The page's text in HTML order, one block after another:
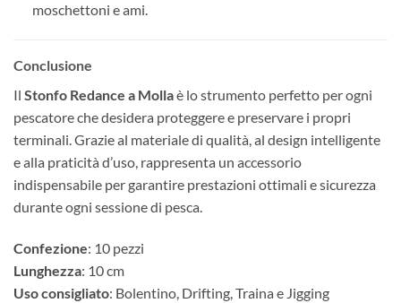
moschettoni e ami.
Conclusione
Il Stonfo Redance a Mollaè lo strumento perfetto per ogni
pescatore che desidera proteggere e preservare i propri
terminali. Grazie al materiale di qualità, al design intelligente
e alla praticità d’uso, rappresenta un accessorio
indispensabile per garantire prestazioni ottimali e sicurezza
durante ogni sessione di pesca.
Confezione: 10 pezzi
Lunghezza: 10 cm
Uso consigliato: Bolentino, Drifting, Traina e Jigging